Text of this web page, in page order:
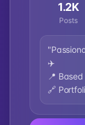
1.2K
Posts
✈️
📍
🔗